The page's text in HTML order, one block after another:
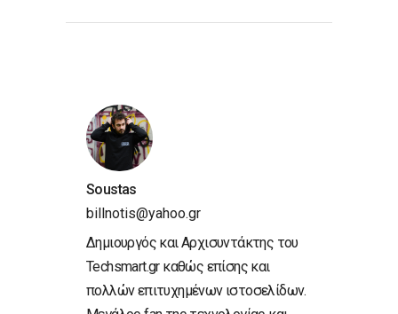
Soustas
billnotis@yahoo.gr
Δημιουργός και Αρχισυντάκτης του
Techsmart.gr καθώς επίσης και
πολλών επιτυχημένων ιστοσελίδων.